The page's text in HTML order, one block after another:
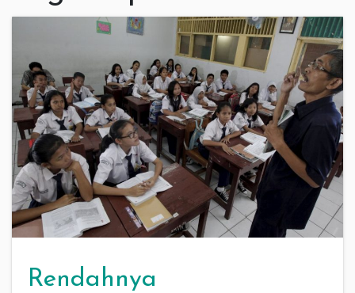
Rendahnya